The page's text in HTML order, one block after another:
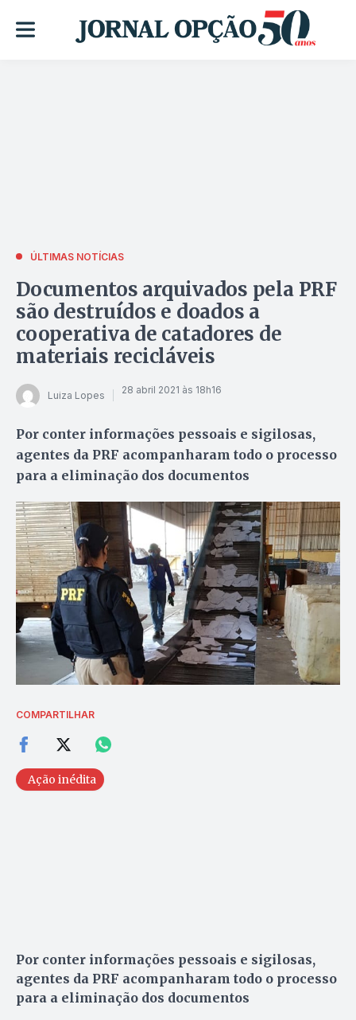
ÚLTIMAS NOTÍCIAS
Documentos arquivados pela PRF
são destruídos e doados a
cooperativa de catadores de
materiais recicláveis
Luiza Lopes 28 abril 2021 às 18h16
Por conter informações pessoais e sigilosas,
agentes da PRF acompanharam todo o processo
para a eliminação dos documentos
COMPARTILHAR
Ação inédita
Por conter informações pessoais e sigilosas,
agentes da PRF acompanharam todo o processo
para a eliminação dos documentos